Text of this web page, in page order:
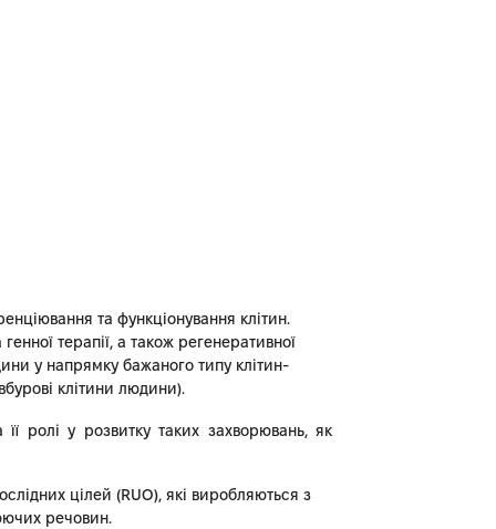
та функціонування клітин.
терапії, а також регенеративної
у напрямку бажаного типу клітин-
клітини людини).
ролі у розвитку таких захворювань, як
цілей (RUO), які виробляються з
речовин.